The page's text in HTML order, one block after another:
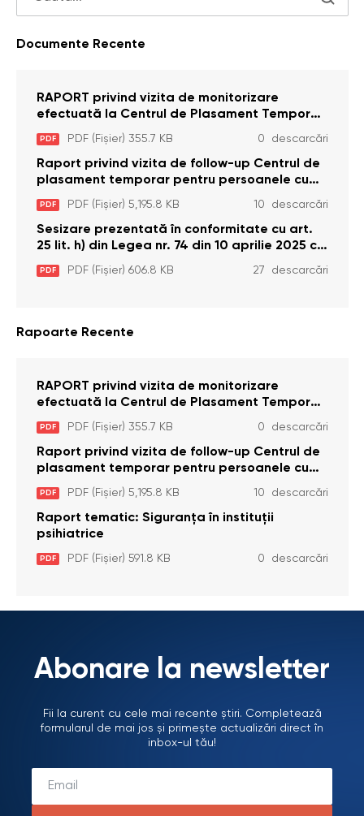
Documente Recente
RAPORT privind vizita de monitorizare
efectuată la Centrul de Plasament Temporar
pentru Persoane cu Dizabilități (Adulte) din s.
Brînzeni, r. Edineț, din data de 25 mai 2026
PDF PDF (Fișier) 355.7 KB 0 descarcări
Raport privind vizita de follow-up Centrul de
plasament temporar pentru persoanele cu
dizabilități (adulte) Bădiceni, Soroca (11 iunie
2026)
PDF PDF (Fișier) 5,195.8 KB 10 descarcări
Sesizare prezentată în conformitate cu art.
25 lit. h) din Legea nr. 74 din 10 aprilie 2025 cu
privire la Curtea Constituțională şi art. 26 din
Legea cu privire la Avocatul Poporului
PDF PDF (Fișier) 606.8 KB 27 descarcări
Rapoarte Recente
RAPORT privind vizita de monitorizare
efectuată la Centrul de Plasament Temporar
pentru Persoane cu Dizabilități (Adulte) din s.
Brînzeni, r. Edineț, din data de 25 mai 2026
PDF PDF (Fișier) 355.7 KB 0 descarcări
Raport privind vizita de follow-up Centrul de
plasament temporar pentru persoanele cu
dizabilități (adulte) Bădiceni, Soroca (11 iunie
2026)
PDF PDF (Fișier) 5,195.8 KB 10 descarcări
Raport tematic: Siguranța în instituții
psihiatrice
PDF PDF (Fișier) 591.8 KB 0 descarcări
Abonare la newsletter
Fii la curent cu cele mai recente știri. Completează
formularul de mai jos și primește actualizări direct în
inbox-ul tău!